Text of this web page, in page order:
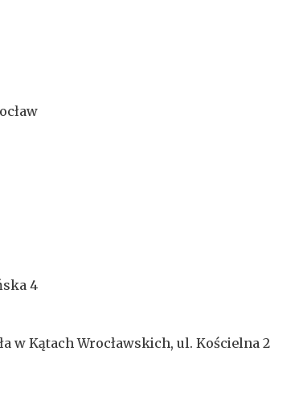
4
w Kątach Wrocławskich, ul. Kościelna 2